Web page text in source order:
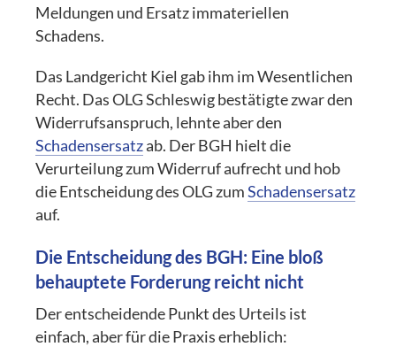
Meldungen und Ersatz immateriellen
Schadens.
Das Landgericht Kiel gab ihm im Wesentlichen
Recht. Das OLG Schleswig bestätigte zwar den
Widerrufsanspruch, lehnte aber den
Schadensersatzab. Der BGH hielt die
Verurteilung zum Widerruf aufrecht und hob
die Entscheidung des OLG zumSchadensersatz
auf.
Die Entscheidung des BGH: Eine bloß
behauptete Forderung reicht nicht
Der entscheidende Punkt des Urteils ist
einfach, aber für die Praxis erheblich: